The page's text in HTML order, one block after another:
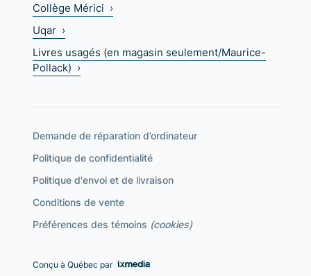
Collège Mérici ›
Uqar ›
Livres usagés (en magasin seulement/Maurice-
Pollack) ›
Demande de réparation d’ordinateur
Politique de confidentialité
Politique d'envoi et de livraison
Conditions de vente
Préférences des témoins (cookies)
Conçu à Québec par